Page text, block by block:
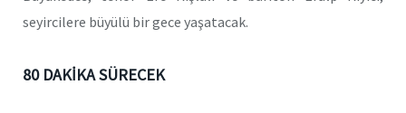
seyircilere büyülü bir gece yaşatacak.
80 DAKİKA SÜRECEK